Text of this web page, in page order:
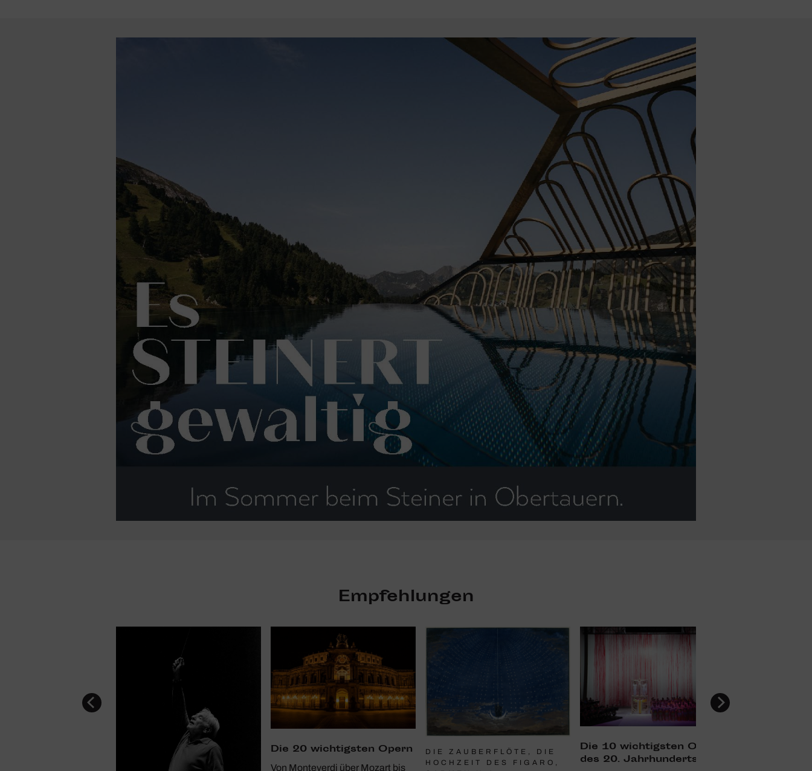
Empfehlungen
Die 20 wich­tigsten Opern
Von Monteverdi über Mozart bis
DIE ZAUBERFLÖTE, DIE
HOCHZEIT DES FIGARO,
Die 10 wich­tigsten Opern
des 20. Jahr­hun­derts